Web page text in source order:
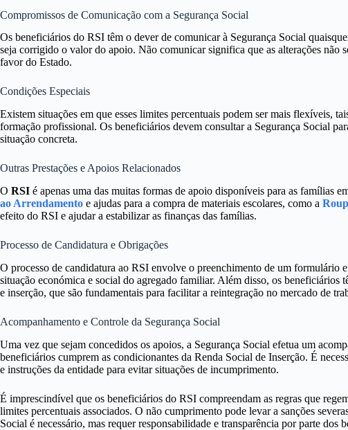
Compromissos de Comunicação com a Segurança Social
Os beneficiários do RSI têm o dever de comunicar à Segurança Social
seja corrigido o valor do apoio. Não comunicar significa que as alterações não
favor do Estado.
Condições Especiais
Existem situações em que esses limites percentuais podem ser mais flexíveis,
formação profissional. Os beneficiários devem consultar a Segurança Social
situação concreta.
Outras Prestações e Apoios Relacionados
O RSI é apenas uma das muitas formas de apoio disponíveis para as famílias
ao Arrendamento e ajudas para a compra de materiais escolares, como a
efeito do RSI e ajudar a estabilizar as finanças das famílias.
Processo de Candidatura e Obrigações
O processo de candidatura ao RSI envolve o preenchimento de um formulário
situação económica e social do agregado familiar. Além disso, os beneficiários
e inserção, que são fundamentais para facilitar a reintegração no mercado de
Acompanhamento e Controle da Segurança Social
Uma vez que sejam concedidos os apoios, a Segurança Social efetua um
beneficiários cumprem as condicionantes da Renda Social de Inserção. É
e instruções da entidade para evitar situações de incumprimento.
É imprescindível que os beneficiários do RSI compreendam as regras que
limites percentuais associados. O não cumprimento pode levar a sanções
Social é necessário, mas requer responsabilidade e transparência por parte dos